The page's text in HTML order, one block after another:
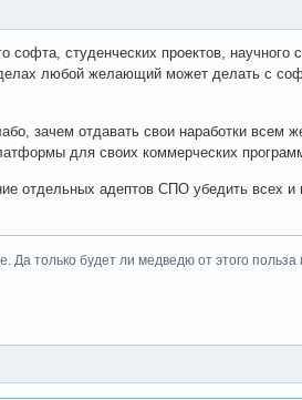
студенческих проектов, научного
любой желающий может делать с
зачем отдавать свои наработки всем
для своих коммерческих
отдельных адептов СПО убедить всех
только будет ли медведю от этого польза